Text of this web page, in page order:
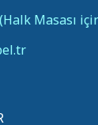
Masası